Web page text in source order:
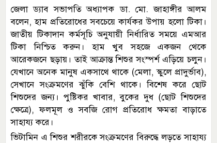
জেলা ড্যাব সভাপতি অধ্যাপক ডা. মো. জাহাঙ্গীর আলম
বলেন, হাম প্রতিরোধের সবচেয়ে কার্যকর উপায় হলো টিকা।
জাতীয় টিকাদান কর্মসূচি অনুযায়ী নির্ধারিত সময়ে এমআর
টিকা নিশ্চিত করুন। হাম খুব সহজে একজন থেকে
আরেকজনে ছড়ায়। তাই আক্রান্ত শিশুর সংস্পর্শ এড়িয়ে চলুন।
যেখানে অনেক মানুষ একসাথে থাকে (মেলা, স্কুলে প্রাদুর্ভাব),
সেখানে সংক্রমণের ঝুঁকি বেশি থাকে। বিশেষ করে ছোট
শিশুদের জন্য। পুষ্টিকর খাবার, বুকের দুধ (ছোট শিশুদের
ক্ষেত্রে), ফলমূল ও সবজি রোগ প্রতিরোধ ক্ষমতা বাড়াতে
সাহায্য করে।
ভিটামিন এ শিশুর শরীরকে সংক্রমণের বিরুদ্ধে লড়তে সাহায্য